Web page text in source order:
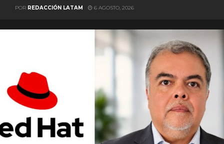
POR REDACCIÓN LATAM 6 AGOSTO, 2026